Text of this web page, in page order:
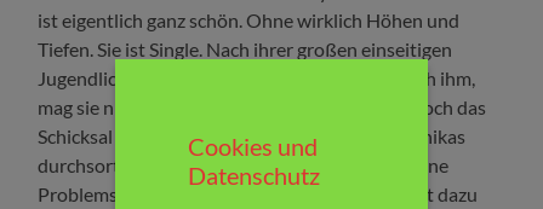
ist eigentlich ganz schön. Ohne wirklich Höhen und
Tiefen. Sie ist Single. Nach ihrer großen einseitigen
Jugendliche Tristan und ein paar Reinfällen nach ihm,
mag sie niemandem mehr ihr Herz schenken. Doch das
Schicksal überlegt sich, ein wenig Chaos ins Annikas
durchsortiertes Leben zu bringen. Sie wird an eine
Problemschule in Hamburg versetzt. Annika hat dazu
Cookies und
Datenschutz